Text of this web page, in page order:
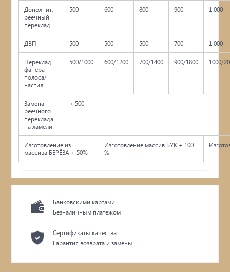
Дополнит.
реечный
переклад
500 600 800 900 1 000
ДВП 500 500 500 700 1 000
Переклад
фанера
полоса/
настил
500/1000 600/1200 700/1400 900/1800 1000/
Замена
реечного
переклада
на ламели
+ 500
Изготовление из
массива БЕРЁЗА + 50%
Изготовление массив БУК + 100
%
Банковскими картами
Безналичным платежом
Сертификаты качества
Гарантия возврата и замены